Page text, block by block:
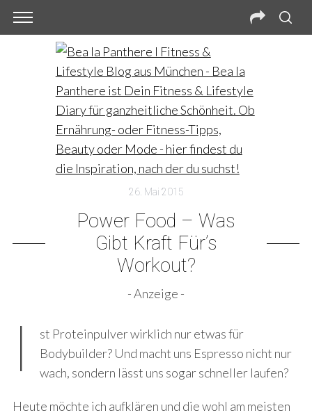
26. Mai 2015
Power Food – Was
Gibt Kraft Für’s
Workout?
- Anzeige -
I
st Proteinpulver wirklich nur etwas für
Bodybuilder? Und macht uns Espresso nicht nur
wach, sondern lässt uns sogar schneller laufen?
Heute möchte ich aufklären und die wohl am meisten